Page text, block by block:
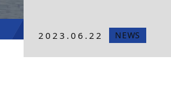
2023.06.22 NEWS